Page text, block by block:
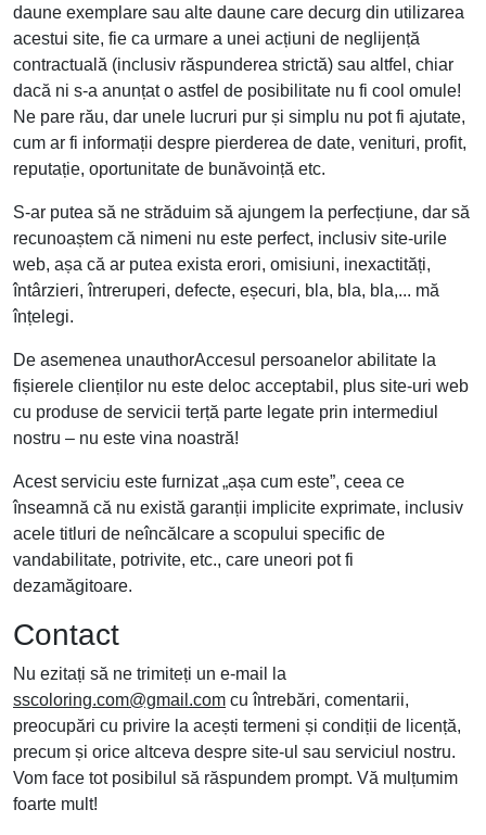
daune exemplare sau alte daune care decurg din utilizarea
acestui site, fie ca urmare a unei acțiuni de neglijență
contractuală (inclusiv răspunderea strictă) sau altfel, chiar
dacă ni s-a anunțat o astfel de posibilitate nu fi cool omule!
Ne pare rău, dar unele lucruri pur și simplu nu pot fi ajutate,
cum ar fi informații despre pierderea de date, venituri, profit,
reputație, oportunitate de bunăvoință etc.
S-ar putea să ne străduim să ajungem la perfecțiune, dar să
recunoaștem că nimeni nu este perfect, inclusiv site-urile
web, așa că ar putea exista erori, omisiuni, inexactități,
întârzieri, întreruperi, defecte, eșecuri, bla, bla, bla,... mă
înțelegi.
De asemenea unauthorAccesul persoanelor abilitate la
fișierele clienților nu este deloc acceptabil, plus site-uri web
cu produse de servicii terță parte legate prin intermediul
nostru – nu este vina noastră!
Acest serviciu este furnizat „așa cum este”, ceea ce
înseamnă că nu există garanții implicite exprimate, inclusiv
acele titluri de neîncălcare a scopului specific de
vandabilitate, potrivite, etc., care uneori pot fi
dezamăgitoare.
Contact
Nu ezitați să ne trimiteți un e-mail la
sscoloring.com@gmail.com cu întrebări, comentarii,
preocupări cu privire la acești termeni și condiții de licență,
precum și orice altceva despre site-ul sau serviciul nostru.
Vom face tot posibilul să răspundem prompt. Vă mulțumim
foarte mult!